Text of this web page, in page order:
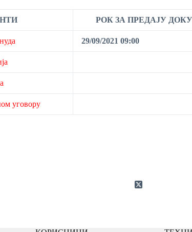
РОК ЗА ПРЕДАЈУ
29/09/2021 09:00
уговору